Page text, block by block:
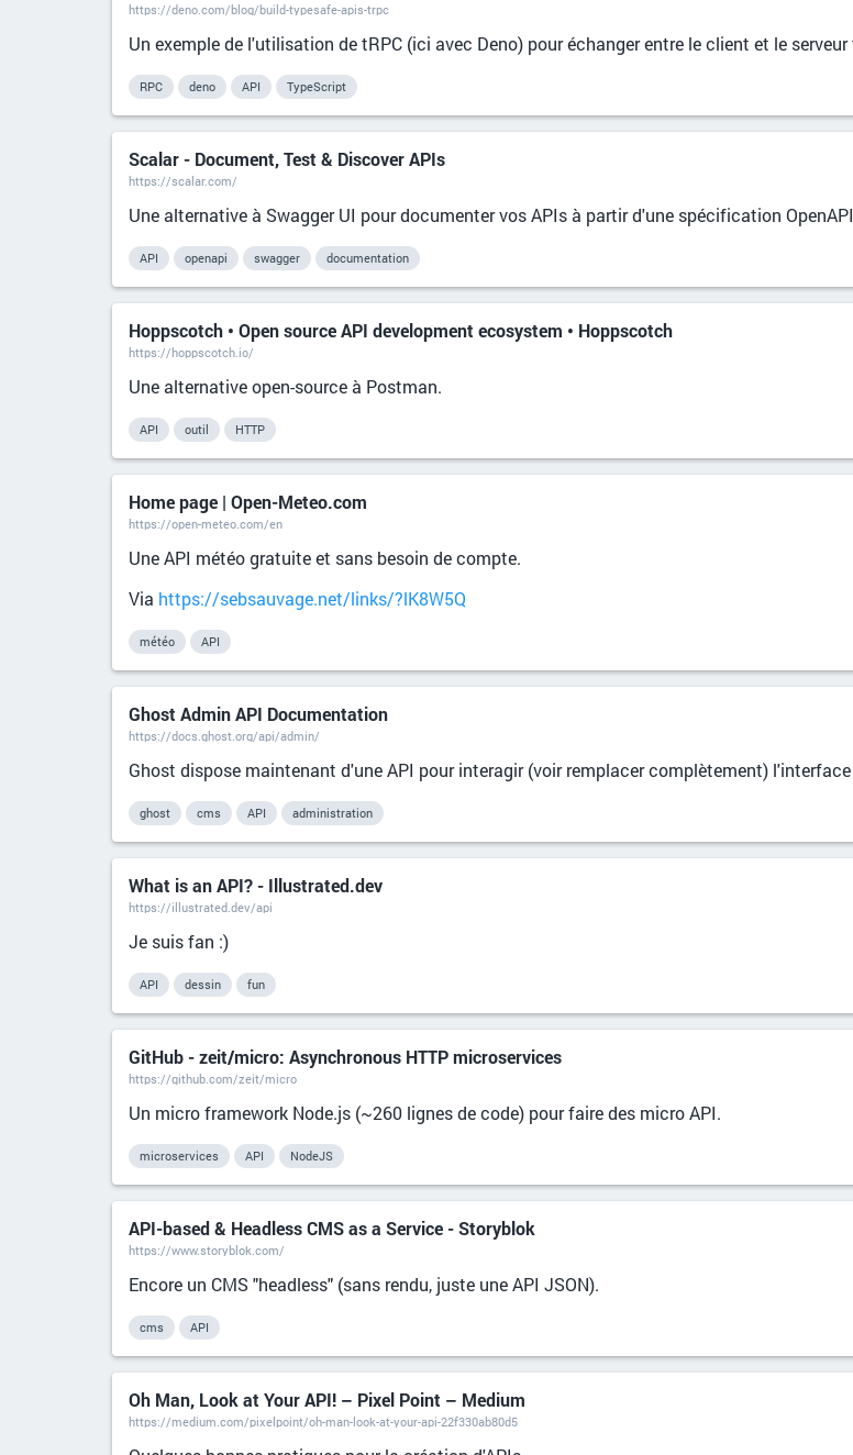
https://deno.com/blog/build-typesafe-apis-trpc
Un exemple de l'utilisation de tRPC (ici avec Deno) pour échanger entre le client et le
RPC deno API TypeScript
Scalar - Document, Test & Discover APIs
https://scalar.com/
Une alternative à Swagger UI pour documenter vos APIs à partir d'une spécification
API openapi swagger documentation
Hoppscotch • Open source API development ecosystem • Hoppscotch
https://hoppscotch.io/
Une alternative open-source à Postman.
API outil HTTP
Home page | Open-Meteo.com
https://open-meteo.com/en
Une API météo gratuite et sans besoin de compte.
Via https://sebsauvage.net/links/?lK8W5Q
météo API
Ghost Admin API Documentation
https://docs.ghost.org/api/admin/
Ghost dispose maintenant d'une API pour interagir (voir remplacer complètement)
ghost cms API administration
What is an API? - Illustrated.dev
https://illustrated.dev/api
Je suis fan :)
API dessin fun
GitHub - zeit/micro: Asynchronous HTTP microservices
https://github.com/zeit/micro
Un micro framework Node.js (~260 lignes de code) pour faire des micro API.
microservices API NodeJS
API-based & Headless CMS as a Service - Storyblok
https://www.storyblok.com/
Encore un CMS "headless" (sans rendu, juste une API JSON).
cms API
Oh Man, Look at Your API! – Pixel Point – Medium
https://medium.com/pixelpoint/oh-man-look-at-your-api-22f330ab80d5